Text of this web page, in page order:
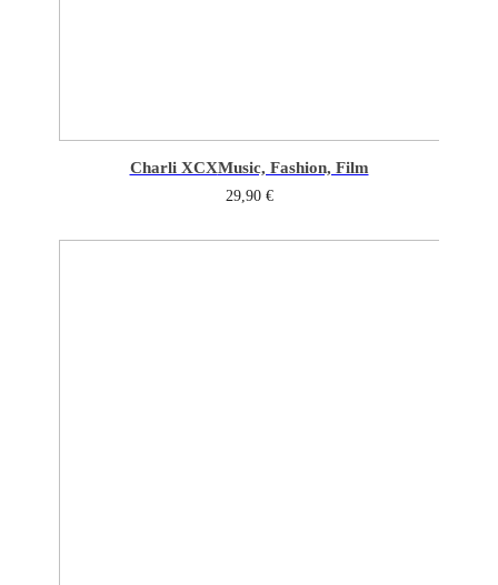
Charli XCXMusic, Fashion, Film
29,90 €